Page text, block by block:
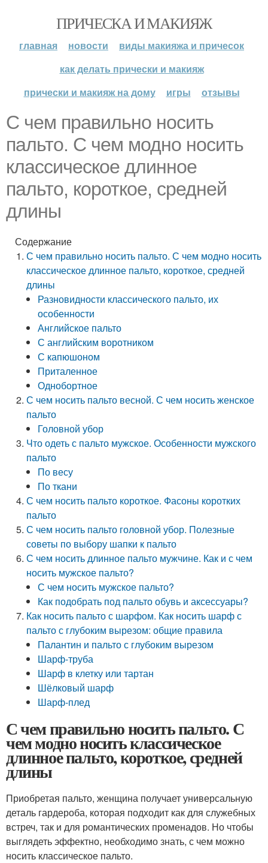
ПРИЧЕСКА И МАКИЯЖ
главная новости
виды макияжа и причесок
как делать прически и макияж
прически и макияж на дому
игры отзывы
С чем правильно носить
пальто. С чем модно носить
классическое длинное
пальто, короткое, средней
длины
Содержание
С чем правильно носить пальто. С чем модно носить
классическое длинное пальто, короткое, средней
длины
Разновидности классического пальто, их
особенности
Английское пальто
С английским воротником
С капюшоном
Приталенное
Однобортное
С чем носить пальто весной. С чем носить женское
пальто
Головной убор
Что одеть с пальто мужское. Особенности мужского
пальто
По весу
По ткани
С чем носить пальто короткое. Фасоны коротких
пальто
С чем носить пальто головной убор. Полезные
советы по выбору шапки к пальто
С чем носить длинное пальто мужчине. Как и с чем
носить мужское пальто?
С чем носить мужское пальто?
Как подобрать под пальто обувь и аксессуары?
Как носить пальто с шарфом. Как носить шарф с
пальто с глубоким вырезом: общие правила
Палантин и пальто с глубоким вырезом
Шарф-труба
Шарф в клетку или тартан
Шёлковый шарф
Шарф-плед
С чем правильно носить пальто. С
чем модно носить классическое
длинное пальто, короткое, средней
длины
Приобретая пальто, женщина получает универсальную
деталь гардероба, которая подходит как для служебных
встреч, так и для романтических променадов. Но чтобы
выглядеть эффектно, необходимо знать, с чем можно
носить классическое пальто.